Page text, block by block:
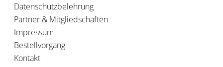
Datenschutzbelehrung
Partner & Mitgliedschaften
Impressum
Bestellvorgang
Kontakt